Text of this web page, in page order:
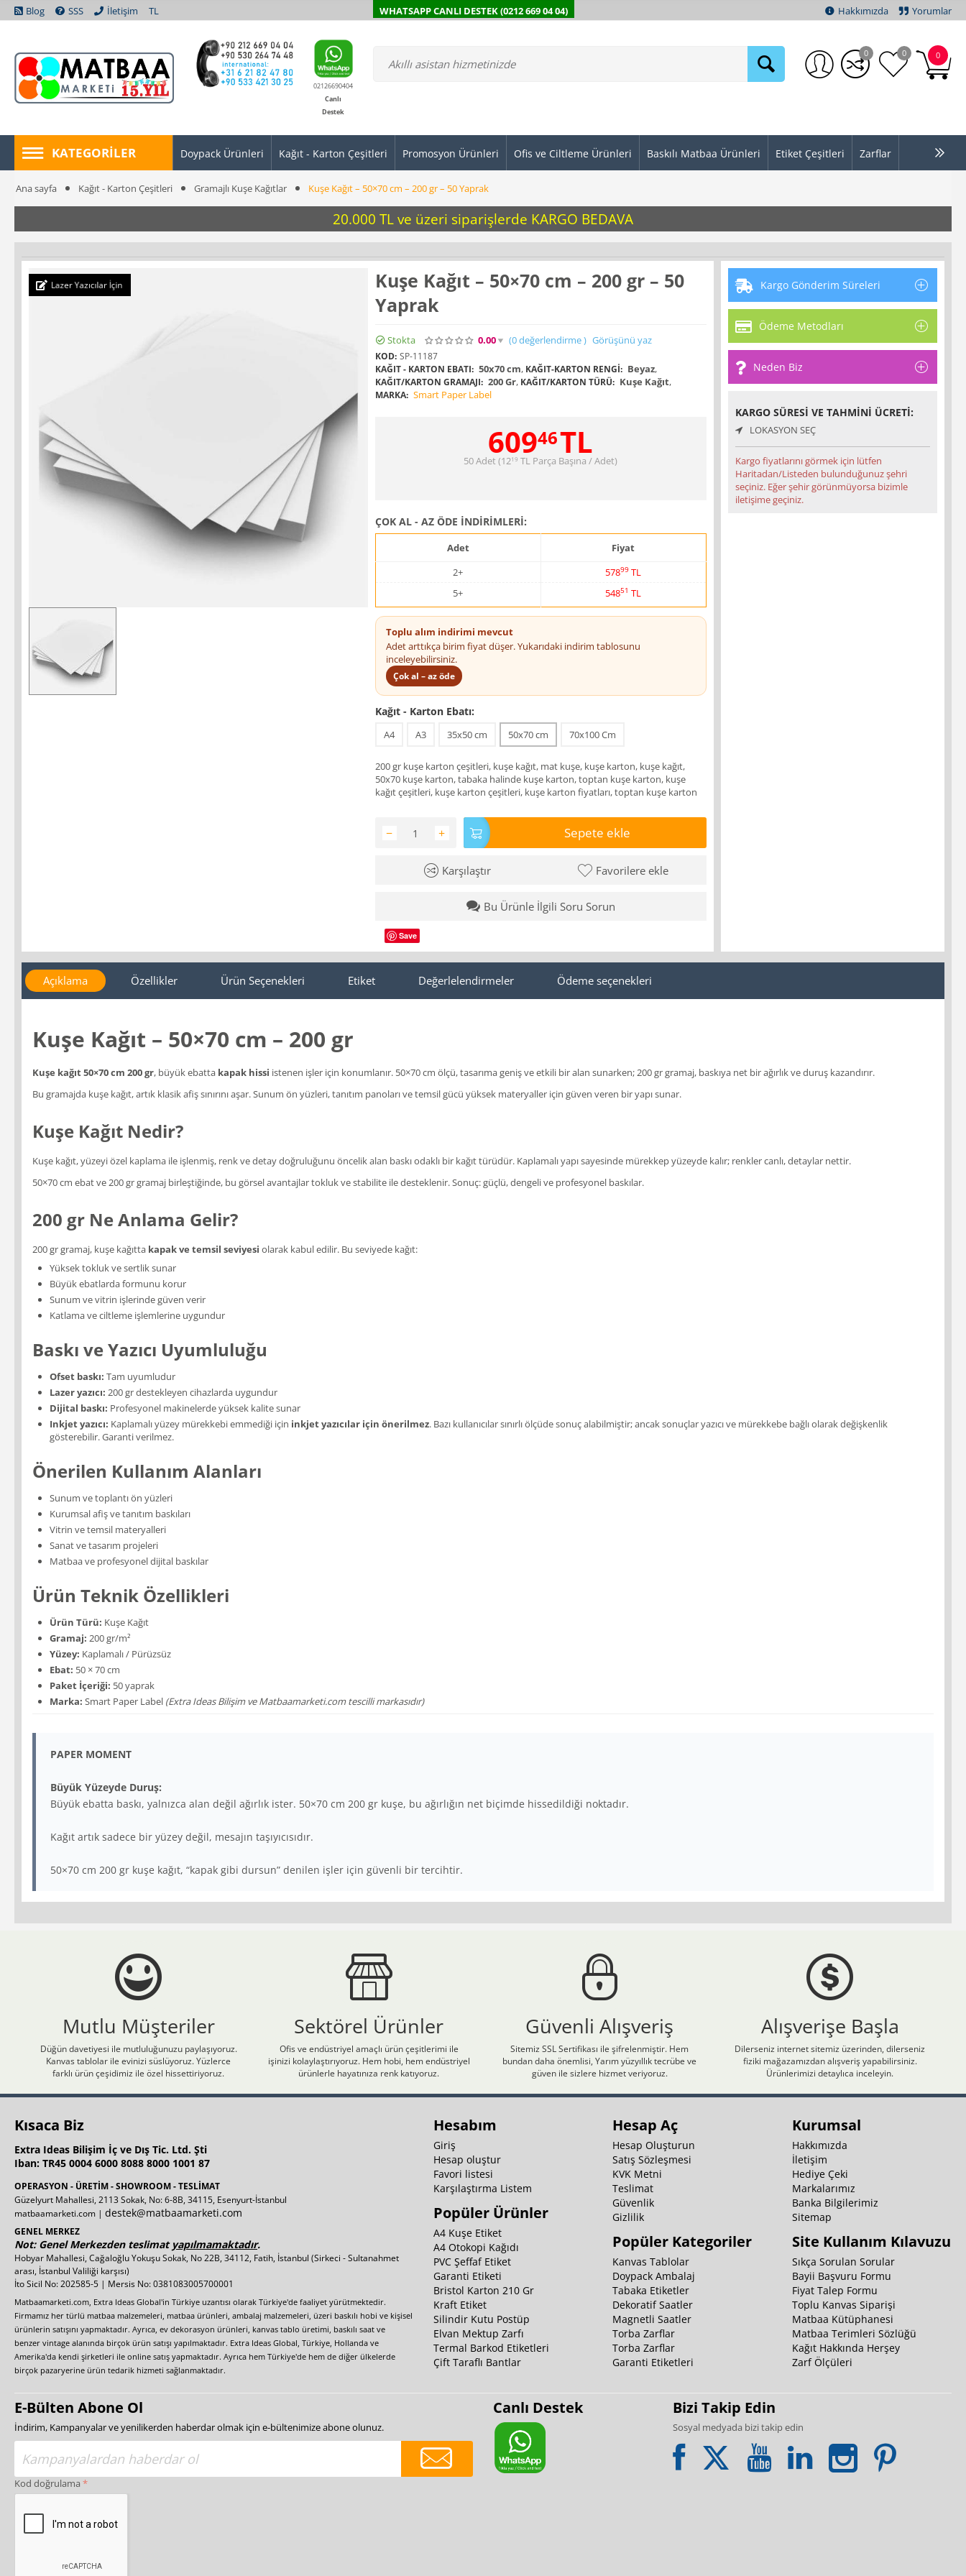
Blog SSS İletişim TL WHATSAPP CANLI DESTEK (0212 669 04 04) Hakkımızda Yorumlar
02126690404
Canlı
Destek
0
0 0
KATEGORILER Doypack Ürünleri Kağıt - Karton Çeşitleri Promosyon Ürünleri Ofis ve Ciltleme Ürünleri Baskılı Matbaa Ürünleri Etiket Çeşitleri Zarflar
Ana sayfa Kağıt - Karton Çeşitleri Gramajlı Kuşe Kağıtlar Kuşe Kağıt – 50×70 cm – 200 gr – 50 Yaprak
20.000 TL ve üzeri siparişlerde KARGO BEDAVA
Lazer Yazıcılar İçin
Kuşe Kağıt – 50×70 cm – 200 gr – 50
Yaprak
Stokta 0.00 (0değerlendirme) Görüşünü yaz
KOD: SP-11187
KAĞIT - KARTON EBATI: 50x70 cm, KAĞIT-KARTON RENGI: Beyaz,
KAĞIT/KARTON GRAMAJI: 200 Gr, KAĞIT/KARTON TÜRÜ: Kuşe Kağıt,
MARKA: Smart Paper Label
60946TL
50 Adet (1219 TL Parça Başına / Adet)
ÇOK AL - AZ ÖDE İNDİRİMLERİ:
Adet
Fiyat
2+
57899 TL
5+
54851 TL
Toplu alım indirimi mevcut
Adet arttıkça birim fiyat düşer. Yukarıdaki indirim tablosunu
inceleyebilirsiniz.
Çok al – az öde
Kağıt - Karton Ebatı:
A4 A3 35x50 cm 50x70 cm 70x100 Cm
200 gr kuşe karton çeşitleri, kuşe kağıt, mat kuşe, kuşe karton, kuşe kağıt,
50x70 kuşe karton, tabaka halinde kuşe karton, toptan kuşe karton, kuşe
kağıt çeşitleri, kuşe karton çeşitleri, kuşe karton fiyatları, toptan kuşe karton
+
− Sepete ekle
Karşılaştır Favorilere ekle
Bu Ürünle İlgili Soru Sorun
Save
Kargo Gönderim Süreleri
Ödeme Metodları
Neden Biz
KARGO SÜRESI VE TAHMINI ÜCRETI:
LOKASYON SEÇ
Kargo fiyatlarını görmek için lütfen
Haritadan/Listeden bulunduğunuz şehri
seçiniz. Eğer şehir görünmüyorsa bizimle
iletişime geçiniz.
Açıklama Özellikler Ürün Seçenekleri Etiket Değerlelendirmeler Ödeme seçenekleri
Kuşe Kağıt – 50×70 cm – 200 gr
Kuşe kağıt 50×70 cm 200 gr, büyük ebatta kapak hissi istenen işler için konumlanır. 50×70 cm ölçü, tasarıma geniş ve etkili bir alan sunarken; 200 gr gramaj, baskıya net bir ağırlık ve duruş kazandırır.
Bu gramajda kuşe kağıt, artık klasik afiş sınırını aşar. Sunum ön yüzleri, tanıtım panoları ve temsil gücü yüksek materyaller için güven veren bir yapı sunar.
Kuşe Kağıt Nedir?
Kuşe kağıt, yüzeyi özel kaplama ile işlenmiş, renk ve detay doğruluğunu öncelik alan baskı odaklı bir kağıt türüdür. Kaplamalı yapı sayesinde mürekkep yüzeyde kalır; renkler canlı, detaylar nettir.
50×70 cm ebat ve 200 gr gramaj birleştiğinde, bu görsel avantajlar tokluk ve stabilite ile desteklenir. Sonuç: güçlü, dengeli ve profesyonel baskılar.
200 gr Ne Anlama Gelir?
200 gr gramaj, kuşe kağıtta kapak ve temsil seviyesi olarak kabul edilir. Bu seviyede kağıt:
Yüksek tokluk ve sertlik sunar
Büyük ebatlarda formunu korur
Sunum ve vitrin işlerinde güven verir
Katlama ve ciltleme işlemlerine uygundur
Baskı ve Yazıcı Uyumluluğu
Ofset baskı: Tam uyumludur
Lazer yazıcı: 200 gr destekleyen cihazlarda uygundur
Dijital baskı: Profesyonel makinelerde yüksek kalite sunar
Inkjet yazıcı: Kaplamalı yüzey mürekkebi emmediği için inkjet yazıcılar için önerilmez. Bazı kullanıcılar sınırlı ölçüde sonuç alabilmiştir; ancak sonuçlar yazıcı ve mürekkebe bağlı olarak değişkenlik
gösterebilir. Garanti verilmez.
Önerilen Kullanım Alanları
Sunum ve toplantı ön yüzleri
Kurumsal afiş ve tanıtım baskıları
Vitrin ve temsil materyalleri
Sanat ve tasarım projeleri
Matbaa ve profesyonel dijital baskılar
Ürün Teknik Özellikleri
Ürün Türü: Kuşe Kağıt
Gramaj: 200 gr/m²
Yüzey: Kaplamalı / Pürüzsüz
Ebat: 50 × 70 cm
Paket İçeriği: 50 yaprak
Marka: Smart Paper Label (Extra Ideas Bilişim ve Matbaamarketi.com tescilli markasıdır)
PAPER MOMENT
Büyük Yüzeyde Duruş:
Büyük ebatta baskı, yalnızca alan değil ağırlık ister. 50×70 cm 200 gr kuşe, bu ağırlığın net biçimde hissedildiği noktadır.
Kağıt artık sadece bir yüzey değil, mesajın taşıyıcısıdır.
50×70 cm 200 gr kuşe kağıt, “kapak gibi dursun” denilen işler için güvenli bir tercihtir.
Mutlu Müşteriler
Düğün davetiyesi ile mutluluğunuzu paylaşıyoruz.
Kanvas tablolar ile evinizi süslüyoruz. Yüzlerce
farklı ürün çeşidimiz ile özel hissettiriyoruz.
Sektörel Ürünler
Ofis ve endüstriyel amaçlı ürün çeşitlerimi ile
işinizi kolaylaştırıyoruz. Hem hobi, hem endüstriyel
ürünlerle hayatınıza renk katıyoruz.
Güvenli Alışveriş
Sitemiz SSL Sertifikası ile şifrelenmiştir. Hem
bundan daha önemlisi, Yarım yüzyıllık tecrübe ve
güven ile sizlere hizmet veriyoruz.
Alışverişe Başla
Dilerseniz internet sitemiz üzerinden, dilerseniz
fiziki mağazamızdan alışveriş yapabilirsiniz.
Ürünlerimizi detaylıca inceleyin.
Kısaca Biz
Extra Ideas Bilişim İç ve Dış Tic. Ltd. Şti
Iban: TR45 0004 6000 8088 8000 1001 87
OPERASYON - ÜRETİM - SHOWROOM - TESLİMAT
Güzelyurt Mahallesi, 2113 Sokak, No: 6-8B, 34115, Esenyurt-İstanbul
matbaamarketi.com | destek@matbaamarketi.com
GENEL MERKEZ
Not: Genel Merkezden teslimat yapılmamaktadır.
Hobyar Mahallesi, Cağaloğlu Yokuşu Sokak, No 22B, 34112, Fatih, İstanbul (Sirkeci - Sultanahmet
arası, İstanbul Valiliği karşısı)
İto Sicil No: 202585-5 | Mersis No: 0381083005700001
Matbaamarketi.com, Extra Ideas Global'in Türkiye uzantısı olarak Türkiye'de faaliyet yürütmektedir.
Firmamız her türlü matbaa malzemeleri, matbaa ürünleri, ambalaj malzemeleri, üzeri baskılı hobi ve kişisel
ürünlerin satışını yapmaktadır. Ayrıca, ev dekorasyon ürünleri, kanvas tablo üretimi, baskılı saat ve
benzer vintage alanında birçok ürün satışı yapılmaktadır. Extra Ideas Global, Türkiye, Hollanda ve
Amerika'da kendi şirketleri ile online satış yapmaktadır. Ayrıca hem Türkiye'de hem de diğer ülkelerde
birçok pazaryerine ürün tedarik hizmeti sağlanmaktadır.
Hesabım
Giriş
Hesap oluştur
Favori listesi
Karşılaştırma Listem
Popüler Ürünler
A4 Kuşe Etiket
A4 Otokopi Kağıdı
PVC Şeffaf Etiket
Garanti Etiketi
Bristol Karton 210 Gr
Kraft Etiket
Silindir Kutu Postüp
Elvan Mektup Zarfı
Termal Barkod Etiketleri
Çift Taraflı Bantlar
Hesap Aç
Hesap Oluşturun
Satış Sözleşmesi
KVK Metni
Teslimat
Güvenlik
Gizlilik
Popüler Kategoriler
Kanvas Tablolar
Doypack Ambalaj
Tabaka Etiketler
Dekoratif Saatler
Magnetli Saatler
Torba Zarflar
Torba Zarflar
Garanti Etiketleri
Kurumsal
Hakkımızda
İletişim
Hediye Çeki
Markalarımız
Banka Bilgilerimiz
Sitemap
Site Kullanım Kılavuzu
Sıkça Sorulan Sorular
Bayii Başvuru Formu
Fiyat Talep Formu
Toplu Kanvas Siparişi
Matbaa Kütüphanesi
Matbaa Terimleri Sözlüğü
Kağıt Hakkında Herşey
Zarf Ölçüleri
E-Bülten Abone Ol
İndirim, Kampanyalar ve yenilikerden haberdar olmak için e-bültenimize abone olunuz.
Kod doğrulama
Canlı Destek Bizi Takip Edin
Sosyal medyada bizi takip edin